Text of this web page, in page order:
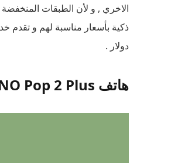
الاخري , و لأن الطبقات
دولار .
هاتف TECNO Pop 2 Plus